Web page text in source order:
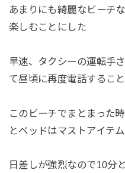
あまりにも綺麗なビーチ
楽しむことにした
早速、タクシーの運転手
て昼頃に再度電話するこ
このビーチでまとまった
とベッドはマストアイテ
日差しが強烈なので10分